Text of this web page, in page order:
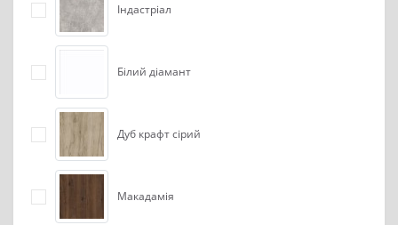
Індастріал
Білий діамант
Дуб крафт сірий
Макадамія